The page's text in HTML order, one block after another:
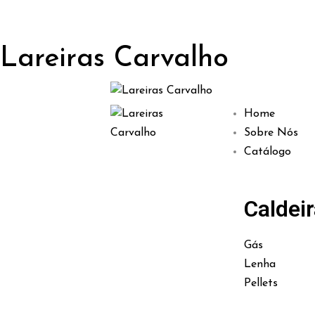
Lareiras Carvalho
Home
Sobre Nós
Catálogo
Gás
Lenha
Pellets